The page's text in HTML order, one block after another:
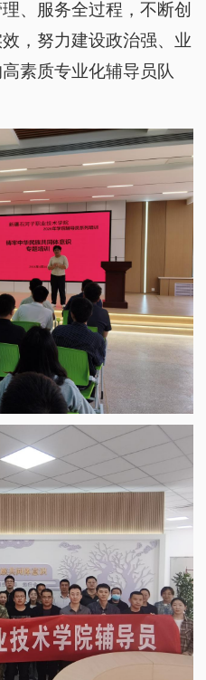
、服务全过程，不断创
，努力建设政治强、业
素质专业化辅导员队